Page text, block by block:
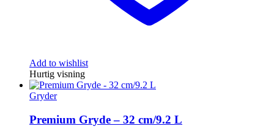
Add to wishlist
Hurtig visning
Gryder
Premium Gryde – 32 cm/9.2 L